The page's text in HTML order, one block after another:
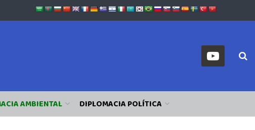
AMBIENTAL DIPLOMACIA POLÍTICA